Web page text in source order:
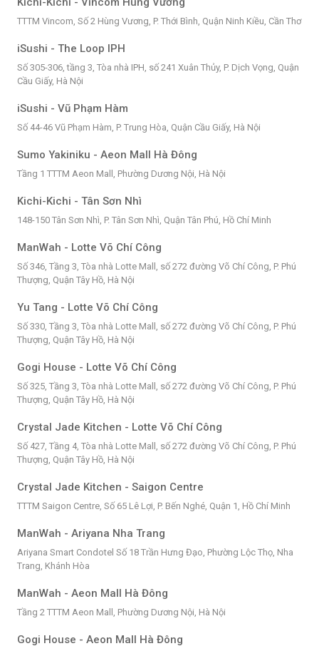
TTTM Vincom, Số 2 Hùng Vương, P. Thới Bình, Quận Ninh Kiều, Cần Thơ
iSushi - The Loop IPH
Số 305-306, tầng 3, Tòa nhà IPH, số 241 Xuân Thủy, P. Dịch Vọng, Quận
Cầu Giấy, Hà Nội
iSushi - Vũ Phạm Hàm
Số 44-46 Vũ Phạm Hàm, P. Trung Hòa, Quận Cầu Giấy, Hà Nội
Sumo Yakiniku - Aeon Mall Hà Đông
Tầng 1 TTTM Aeon Mall, Phường Dương Nội, Hà Nội
Kichi-Kichi - Tân Sơn Nhì
148-150 Tân Sơn Nhì, P. Tân Sơn Nhì, Quận Tân Phú, Hồ Chí Minh
ManWah - Lotte Võ Chí Công
Số 346, Tầng 3, Tòa nhà Lotte Mall, số 272 đường Võ Chí Công, P. Phú
Thượng, Quận Tây Hồ, Hà Nội
Yu Tang - Lotte Võ Chí Công
Số 330, Tầng 3, Tòa nhà Lotte Mall, số 272 đường Võ Chí Công, P. Phú
Thượng, Quận Tây Hồ, Hà Nội
Gogi House - Lotte Võ Chí Công
Số 325, Tầng 3, Tòa nhà Lotte Mall, số 272 đường Võ Chí Công, P. Phú
Thượng, Quận Tây Hồ, Hà Nội
Crystal Jade Kitchen - Lotte Võ Chí Công
Số 427, Tầng 4, Tòa nhà Lotte Mall, số 272 đường Võ Chí Công, P. Phú
Thượng, Quận Tây Hồ, Hà Nội
Crystal Jade Kitchen - Saigon Centre
TTTM Saigon Centre, Số 65 Lê Lợi, P. Bến Nghé, Quận 1, Hồ Chí Minh
ManWah - Ariyana Nha Trang
Ariyana Smart Condotel Số 18 Trần Hưng Đạo, Phường Lộc Thọ, Nha
Trang, Khánh Hòa
ManWah - Aeon Mall Hà Đông
Tầng 2 TTTM Aeon Mall, Phường Dương Nội, Hà Nội
Gogi House - Aeon Mall Hà Đông